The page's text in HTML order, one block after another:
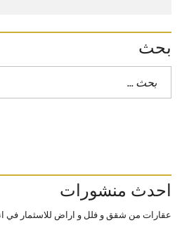
بحث
احدث منشورات
عقارات من شقق و فلل و اراض للاسثمار في